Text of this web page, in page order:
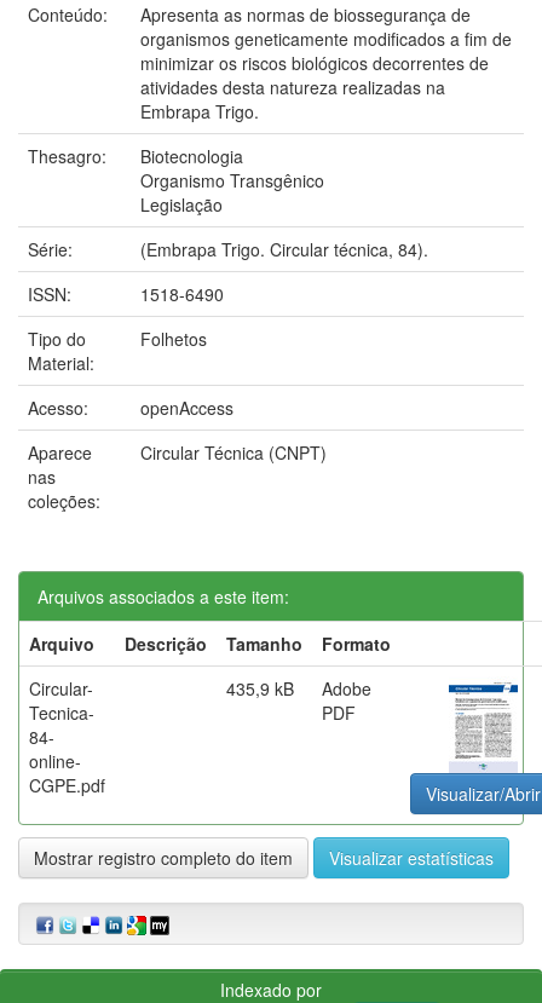
Conteúdo:
Apresenta as normas de biossegurança de
organismos geneticamente modificados a fim de
minimizar os riscos biológicos decorrentes de
atividades desta natureza realizadas na
Embrapa Trigo.
Thesagro:
Biotecnologia
Organismo Transgênico
Legislação
Série:
(Embrapa Trigo. Circular técnica, 84).
ISSN:
1518-6490
Tipo do
Material:
Folhetos
Acesso:
openAccess
Aparece
nas
coleções:
Circular Técnica (CNPT)
Arquivos associados a este item:
Arquivo
Descrição Tamanho
Formato
Circular-
Tecnica-
84-
online-
CGPE.pdf
435,9 kB
Adobe
PDF
Visualizar/Abrir
Mostrar registro completo do item Visualizar estatísticas
Indexado por